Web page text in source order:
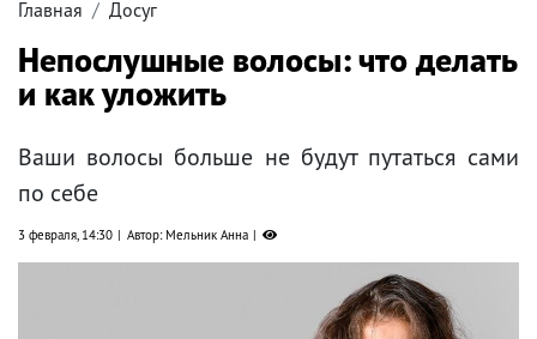
Главная Досуг
Непослушные волосы: что делать
и как уложить
Ваши волосы больше не будут путаться сами
по себе
3 февраля, 14:30 Автор: Мельник Анна